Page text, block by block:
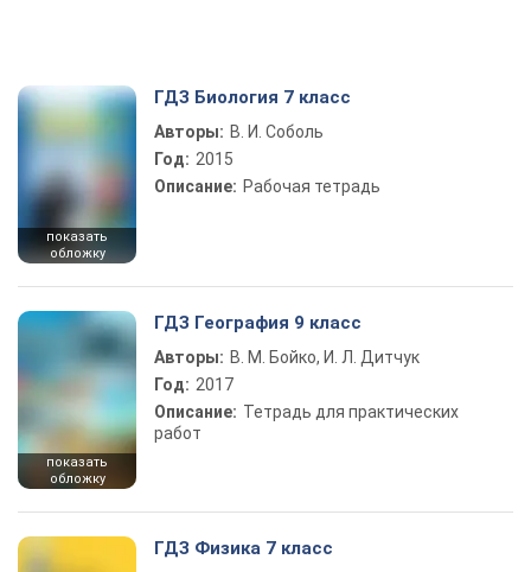
показать
обложку
ГДЗ Биология 7 класс
Авторы: В. И. Соболь
Год: 2015
Описание: Рабочая тетрадь
показать
обложку
ГДЗ География 9 класс
Авторы: В. М. Бойко, И. Л. Дитчук
Год: 2017
Описание: Тетрадь для практических
работ
ГДЗ Физика 7 класс